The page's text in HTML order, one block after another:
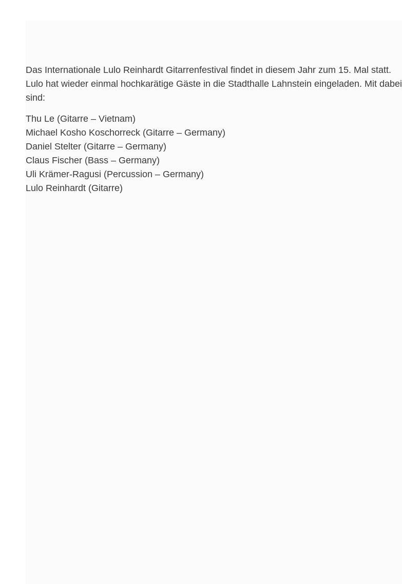
Das Internationale Lulo Reinhardt Gitarrenfestival findet in diesem Jahr zum 15. Mal statt.
Lulo hat wieder einmal hochkarätige Gäste in die Stadthalle Lahnstein eingeladen. Mit dabei
sind:
Thu Le (Gitarre – Vietnam)
Michael Kosho Koschorreck (Gitarre – Germany)
Daniel Stelter (Gitarre – Germany)
Claus Fischer (Bass – Germany)
Uli Krämer-Ragusi (Percussion – Germany)
Lulo Reinhardt (Gitarre)